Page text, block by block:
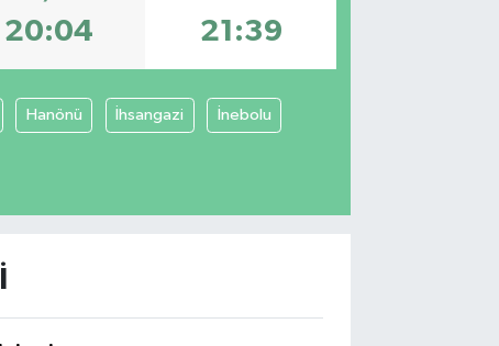
20:04 21:39
Hanönü İhsangazi İnebolu